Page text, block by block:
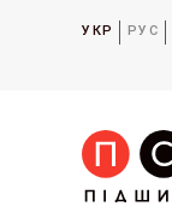
УКР РУС